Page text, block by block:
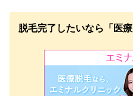
脱毛完了したいなら「医